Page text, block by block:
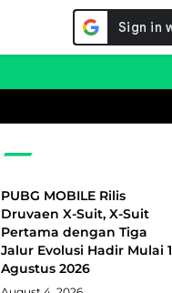
PUBG MOBILE Rilis
Druvaen X-Suit, X-Suit
Pertama dengan Tiga
Jalur Evolusi Hadir Mulai 1
Agustus 2026